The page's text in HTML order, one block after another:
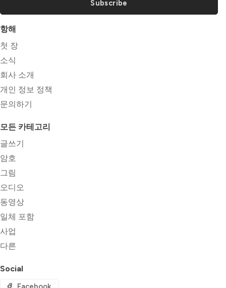
Subscribe
항해
첫 장
소식
회사 소개
개인 정보 정책
문의하기
모든 카테고리
글쓰기
암호
그림
오디오
동영상
일체 포함
사업
다른
Social